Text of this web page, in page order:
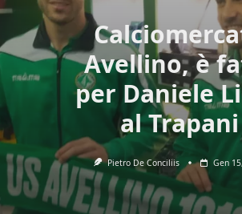
Avellino, è
per Daniele
al Trapani
Pietro De Conciliis Gen